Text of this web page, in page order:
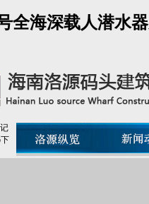
全海深载人潜水